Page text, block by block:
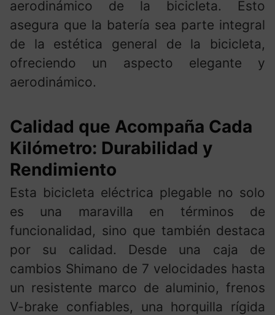
aerodinámico de la bicicleta. Esto
asegura que la batería sea parte integral
de la estética general de la bicicleta,
ofreciendo un aspecto elegante y
aerodinámico.
Calidad que Acompaña Cada
Kilómetro: Durabilidad y
Rendimiento
Esta bicicleta eléctrica plegable no solo
es una maravilla en términos de
funcionalidad, sino que también destaca
por su calidad. Desde una caja de
cambios Shimano de 7 velocidades hasta
un resistente marco de aluminio, frenos
V-brake confiables, una horquilla rígida